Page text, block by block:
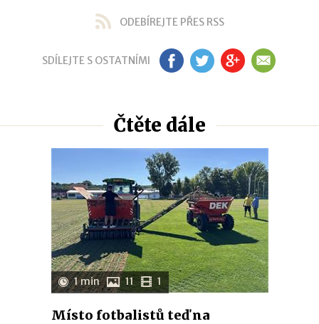
ODEBÍREJTE PŘES RSS
SDÍLEJTE S OSTATNÍMI FB TW GP EM
Čtěte dále
1 min 11 1
Místo fotbalistů teď na